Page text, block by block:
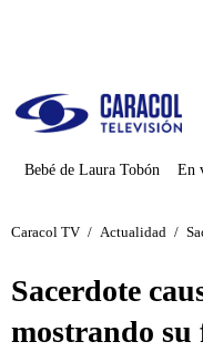
Bebé de Laura Tobón En
Caracol TV / Actualidad /
Sacerdote
mostrando su